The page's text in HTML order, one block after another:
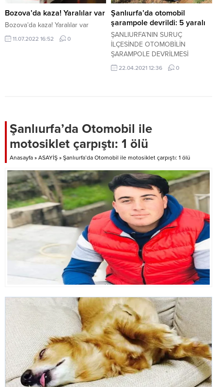
ecza maddesi, 1 ruhsatsız tabanca
ve 2 fişek ele geçirildi. Gözaltına
alınan 1 şüpheli, emniyetteki
sevk edildi....
Bozova’da kaza! Yaralılar var
Bozova’da kaza! Yaralılar var
11.07.2022 16:52 0
Şanlıurfa’da otomobil
şarampole devrildi: 5 yaralı
ŞANLIURFA’NIN SURUÇ
İLÇESİNDE OTOMOBİLİN
ŞARAMPOLE DEVRİLMESİ
SONUCU MEYDANA GELEN
22.04.2021 12:36 0
Şanlıurfa’da Otomobil ile
motosiklet çarpıştı: 1 ölü
Anasayfa » ASAYİŞ » Şanlıurfa’da Otomobil ile motosiklet çarpıştı: 1 ölü